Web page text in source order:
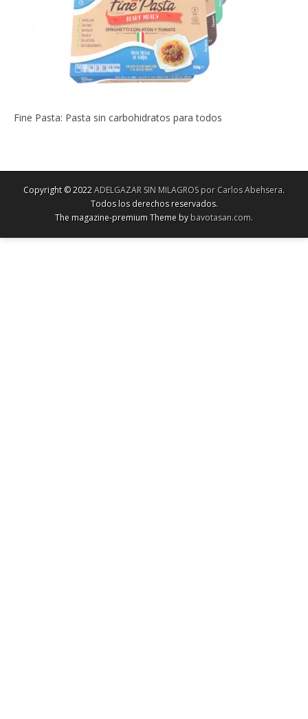
Fine Pasta: Pasta sin carbohidratos para todos
Copyright © 2022ADELGAZAR SIN MILAGROS por Carlos Abehsera.
Todos los derechos reservados.
The magazine-premium Theme bybavotasan.com.